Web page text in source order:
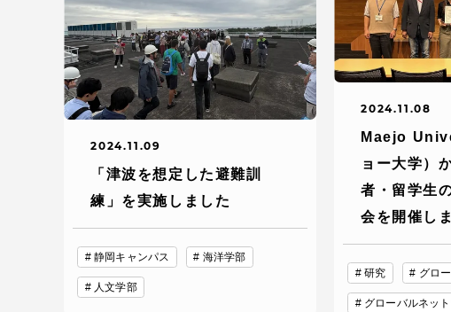
2024.11.09
「津波を想定した避難訓
練」を実施しました
静岡キャンパス 海洋学部
人文学部
2024.11.08
Maejo
ョー大学）
者・留学生
会を開催し
研究 グロ
グローバルネッ
外国人研究者
特色ある国際活動
グローバル大学へ向けた取り組
みのための基本理念
語学教育センター